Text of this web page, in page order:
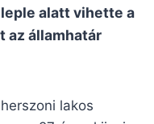
alatt vihette a
az államhatár
lakos